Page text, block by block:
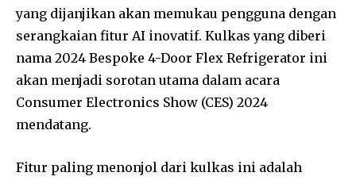
yang dijanjikan akan memukau pengguna dengan
serangkaian fitur AI inovatif. Kulkas yang diberi
nama 2024 Bespoke 4-Door Flex Refrigerator ini
akan menjadi sorotan utama dalam acara
Consumer Electronics Show (CES) 2024
mendatang.
Fitur paling menonjol dari kulkas ini adalah